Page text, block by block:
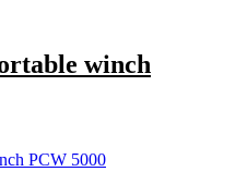
winch